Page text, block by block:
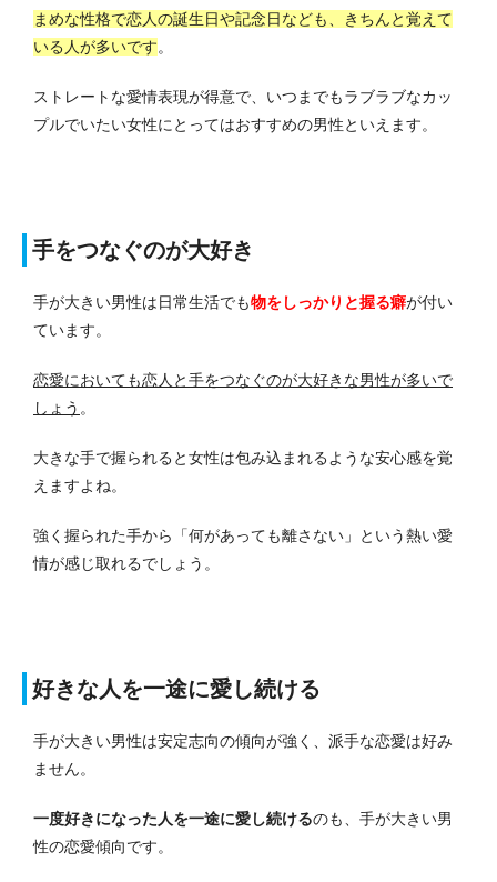
まめな性格で恋人の誕生日や記念日なども、きちんと覚えて
いる人が多いです。
ストレートな愛情表現が得意で、いつまでもラブラブなカッ
プルでいたい女性にとってはおすすめの男性といえます。
手をつなぐのが大好き
手が大きい男性は日常生活でも物をしっかりと握る癖が付い
ています。
恋愛においても恋人と手をつなぐのが大好きな男性が多いで
しょう 。
大きな手で握られると女性は包み込まれるような安心感を覚
えますよね。
強く握られた手から「何があっても離さない」という熱い愛
情が感じ取れるでしょう。
好きな人を一途に愛し続ける
手が大きい男性は安定志向の傾向が強く、派手な恋愛は好み
ません。
一度好きになった人を一途に愛し続けるのも、手が大きい男
性の恋愛傾向です。